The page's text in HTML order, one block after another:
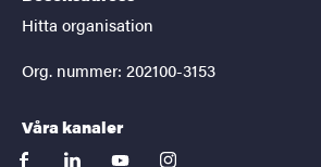
Hitta organisation
Org. nummer: 202100-3153
Våra kanaler